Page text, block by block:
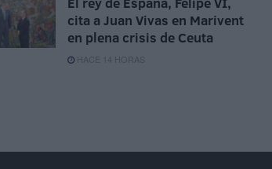
cita a Juan Vivas en Marivent
en plena crisis de Ceuta
HACE 14 HORAS